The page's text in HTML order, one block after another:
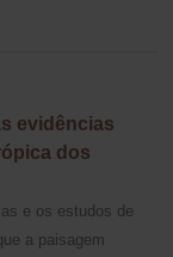
evidências
dos
e os estudos de
a paisagem